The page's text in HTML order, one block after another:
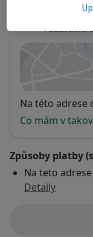
Oblastní
Podbrdská
Dostupnost
Na této adrese
Co mám v
Způsoby platby
Na teto
Detaily